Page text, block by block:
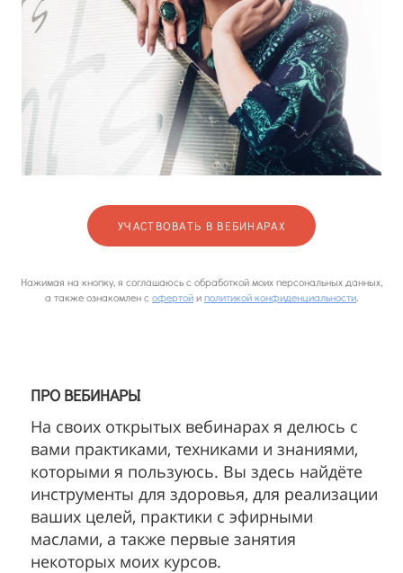
УЧАСТВОВАТЬ В ВЕБИНАРАХ
Нажимая на кнопку, я соглашаюсь с обработкой моих персональных данных,
а также ознакомлен с офертойиполитикой конфиденциальности
ПРО ВЕБИНАРЫ
На своих открытых вебинарах я делюсь с
вами практиками, техниками и знаниями,
которыми я пользуюсь. Вы здесь найдёте
инструменты для здоровья, для реализации
ваших целей, практики с эфирными
маслами, а также первые занятия
некоторых моих курсов.